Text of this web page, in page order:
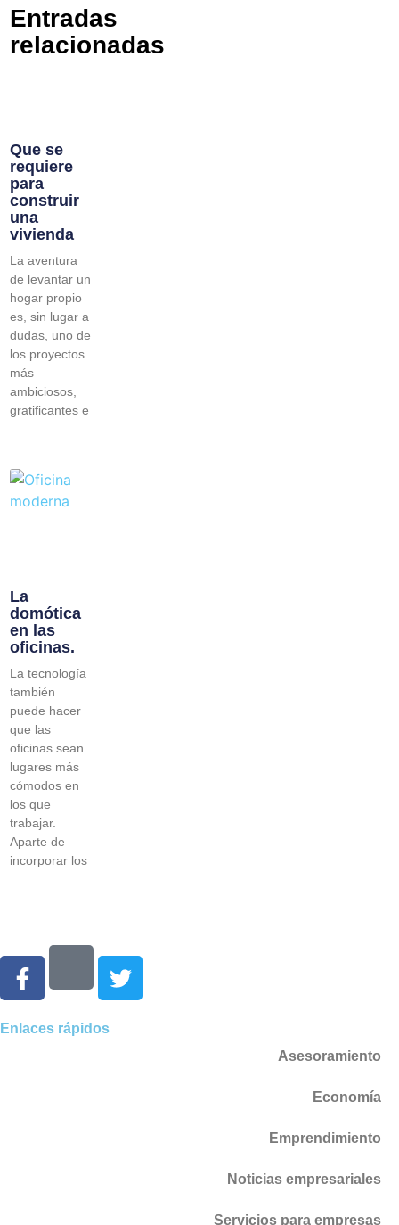
Entradas
relacionadas
Que se
requiere
para
construir
una
vivienda
La aventura
de levantar un
hogar propio
es, sin lugar a
dudas, uno de
los proyectos
más
ambiciosos,
gratificantes e
La
domótica
en las
oficinas.
La tecnología
también
puede hacer
que las
oficinas sean
lugares más
cómodos en
los que
trabajar.
Aparte de
incorporar los
Enlaces rápidos
Asesoramiento
Economía
Emprendimiento
Noticias empresariales
Servicios para empresas